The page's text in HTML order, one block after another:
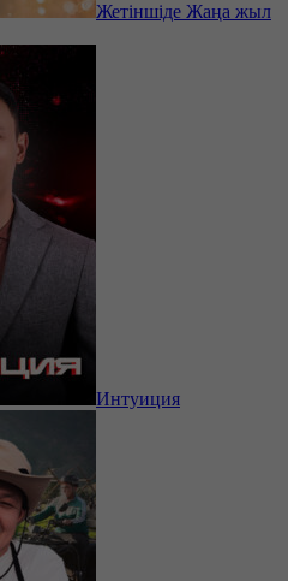
Жетіншіде Жаңа жыл
Интуиция